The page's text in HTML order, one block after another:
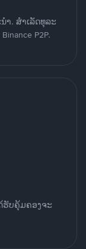
າ. ສໍາເລັດທຸລະ
P2P.
ຮັບຄຸ້ມຄອງຈະ